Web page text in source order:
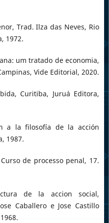
Trad. Ilza das Neves, Rio
1972.
um tratado de economia,
Vide Editorial, 2020.
Curitiba, Juruá Editora,
a la filosofía de la acción
1987.
de processo penal, 17.
de la accion social,
Caballero e Jose Castillo